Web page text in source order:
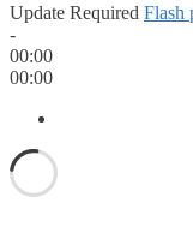
Update Required Flash
-
00:00
00:00